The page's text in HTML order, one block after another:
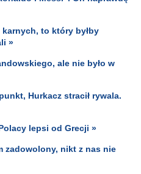
to który byłby
»
ale nie było w
Hurkacz stracił rywala.
lepsi od Grecji »
zadowolony, nikt z nas nie